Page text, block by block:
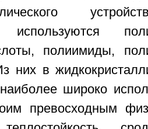
используются
полиимиды,
них в
широко
превосходным